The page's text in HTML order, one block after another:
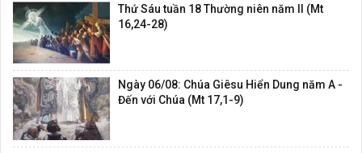
Thứ Sáu tuần 18 Thường niên năm II (Mt
16,24-28)
Ngày 06/08: Chúa Giêsu Hiển Dung năm A -
Đến với Chúa (Mt 17,1-9)